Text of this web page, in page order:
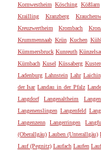
Kornwestheim Kösching Kößlarn
Krailling
Kranzberg
Kreuzwertheim
Krombach
Krummennaab Krün Kuchen
Kümmersbruck Kunreuth
Kürnbach Kusel Küssaberg
Ladenburg Lahnstein Lahr
der Isar Landau in der Pfalz
Langdorf
Langenaltheim
Langenenslingen Langenfeld
Langenzenn
Langerringen
(Oberallgäu) Lauben (Unterallgäu)
Lauf (Pegnitz) Laufach Laufen